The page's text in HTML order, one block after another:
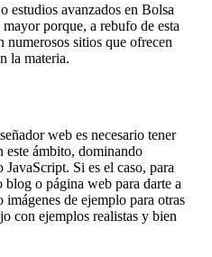
estudios avanzados en Bolsa
porque, a rebufo de esta
numerosos sitios que ofrecen
la materia.
web es necesario tener
este ámbito, dominando
Si es el caso, para
blog o página web para darte a
de ejemplo para otras
con ejemplos realistas y bien